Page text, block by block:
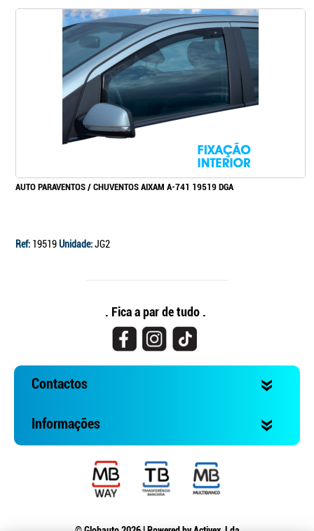
AUTO PARAVENTOS / CHUVENTOS AIXAM A-741 19519 DGA
Ref: 19519Unidade:JG2
. Fica a par de tudo .
Contactos
Informações